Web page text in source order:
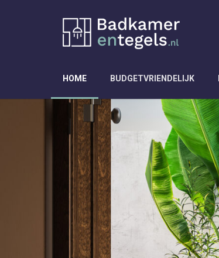
HOME BUDGETVRIENDELIJK